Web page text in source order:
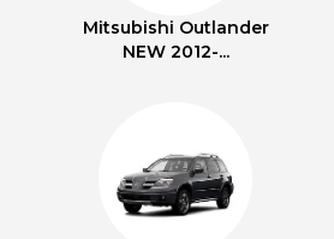
Mitsubishi Outlander
NEW 2012-...